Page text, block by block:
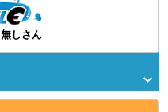
しさん